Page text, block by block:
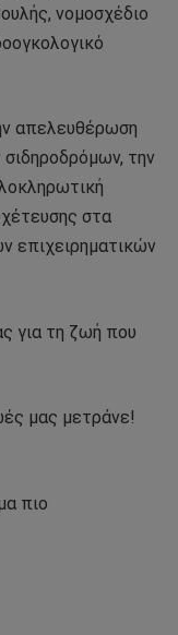
νομοσχέδιο
απελευθέρωση
την
στα
επιχειρηματικών
για τη ζωή που
μας μετράνε!
πιο